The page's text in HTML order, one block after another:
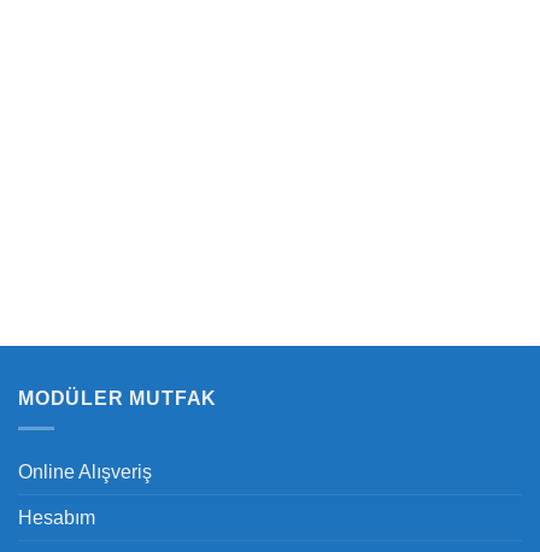
MODÜLER MUTFAK
Online Alışveriş
Hesabım